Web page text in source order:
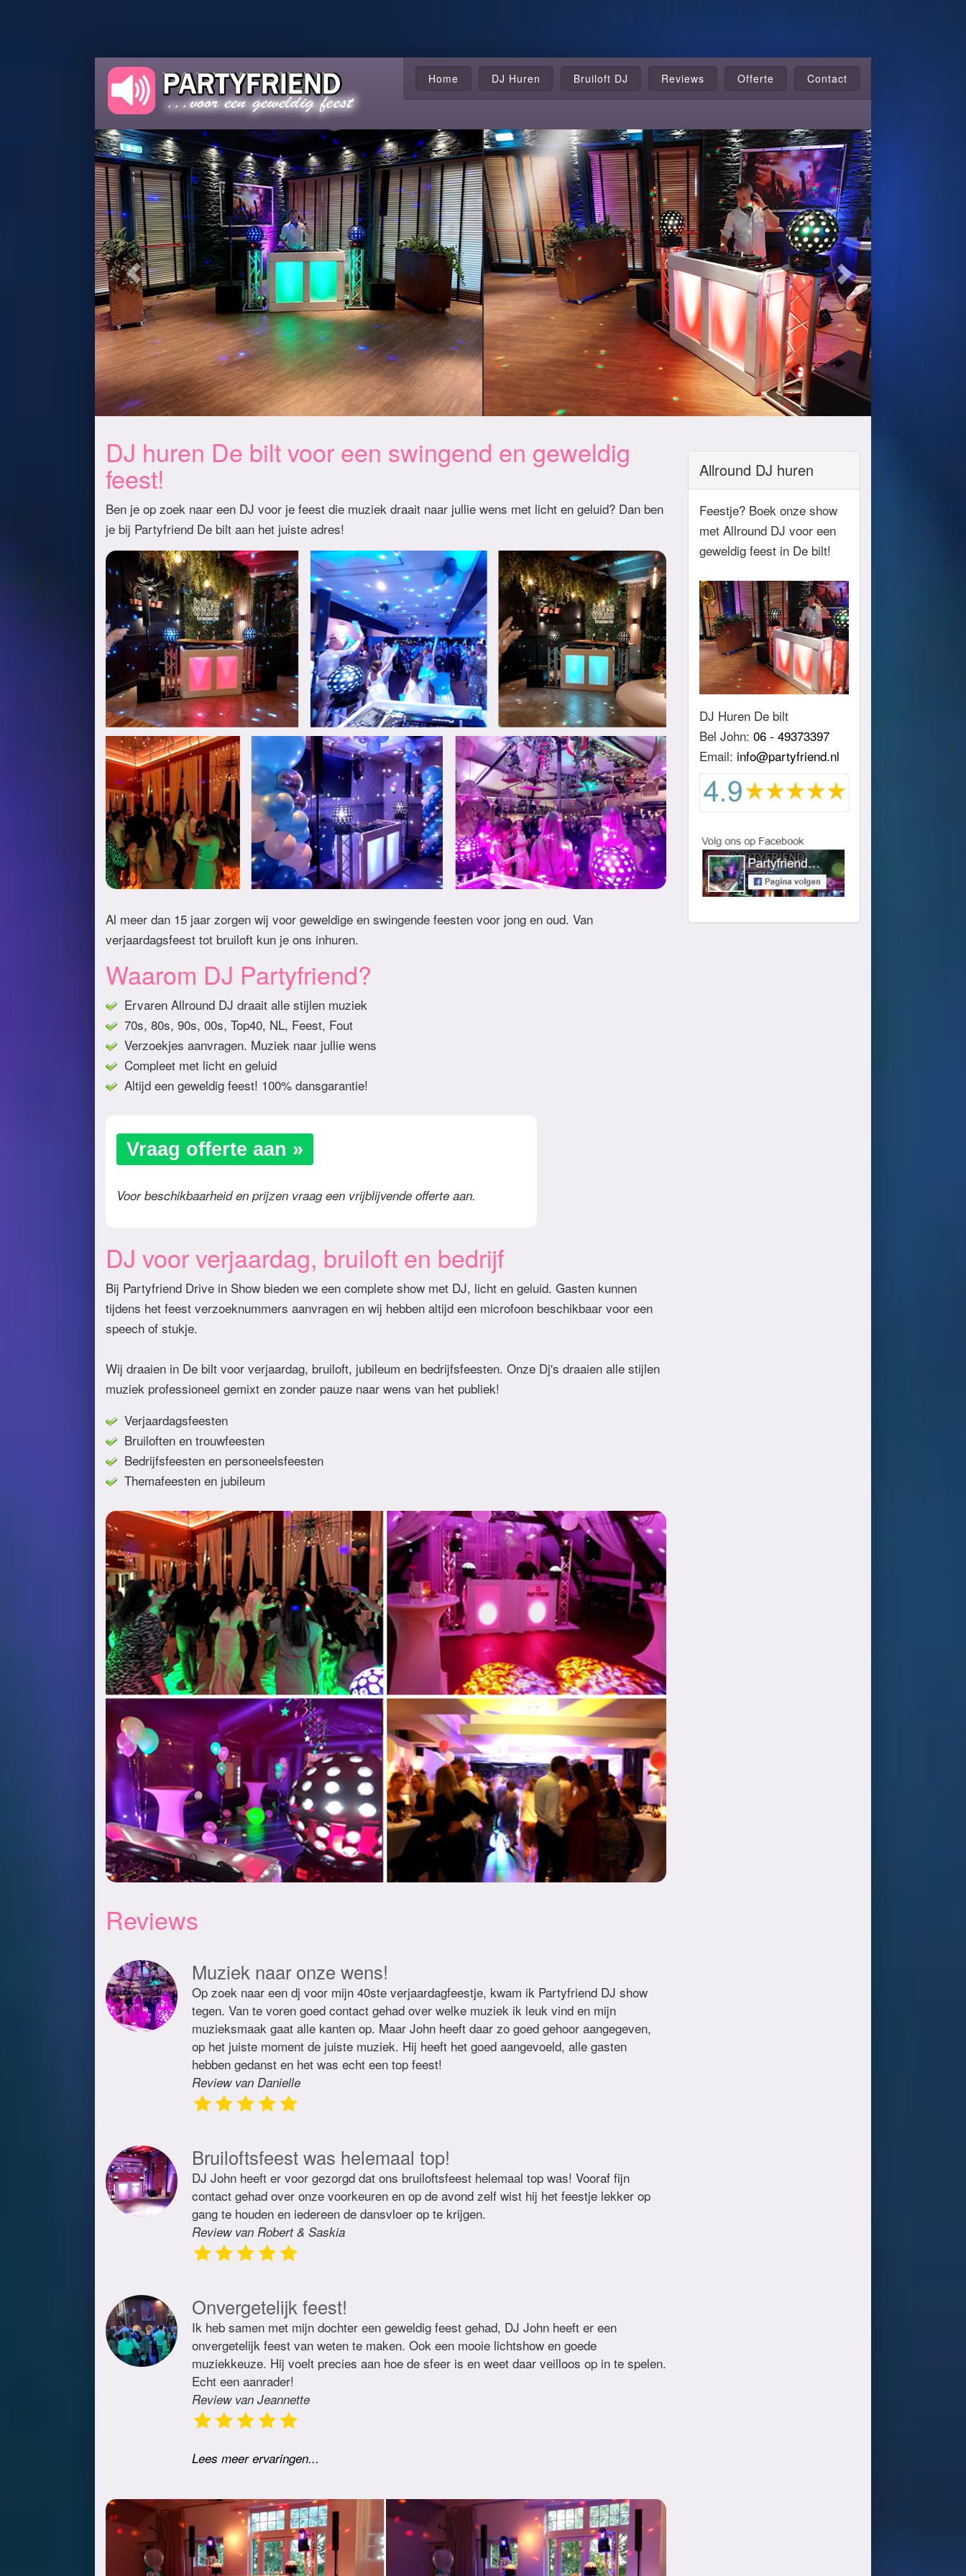
Home DJ Huren Bruiloft DJ Reviews Offerte Contact
DJ huren De bilt voor een swingend en geweldig
feest!
Ben je op zoek naar een DJ voor je feest die muziek draait naar jullie wens met licht en geluid? Dan ben
je bij Partyfriend De bilt aan het juiste adres!
Al meer dan 15 jaar zorgen wij voor geweldige en swingende feesten voor jong en oud. Van
verjaardagsfeest tot bruiloft kun je ons inhuren.
Waarom DJ Partyfriend?
Ervaren Allround DJ draait alle stijlen muziek
70s, 80s, 90s, 00s, Top40, NL, Feest, Fout
Verzoekjes aanvragen. Muziek naar jullie wens
Compleet met licht en geluid
Altijd een geweldig feest! 100% dansgarantie!
Vraag offerte aan »
Voor beschikbaarheid en prijzen vraag een vrijblijvende offerte aan.
DJ voor verjaardag, bruiloft en bedrijf
Bij Partyfriend Drive in Show bieden we een complete show met DJ, licht en geluid. Gasten kunnen
tijdens het feest verzoeknummers aanvragen en wij hebben altijd een microfoon beschikbaar voor een
speech of stukje.
Wij draaien in De bilt voor verjaardag, bruiloft, jubileum en bedrijfsfeesten. Onze Dj's draaien alle stijlen
muziek professioneel gemixt en zonder pauze naar wens van het publiek!
Verjaardagsfeesten
Bruiloften en trouwfeesten
Bedrijfsfeesten en personeelsfeesten
Themafeesten en jubileum
Reviews
Muziek naar onze wens!
Op zoek naar een dj voor mijn 40ste verjaardagfeestje, kwam ik Partyfriend DJ show
tegen. Van te voren goed contact gehad over welke muziek ik leuk vind en mijn
muzieksmaak gaat alle kanten op. Maar John heeft daar zo goed gehoor aangegeven,
op het juiste moment de juiste muziek. Hij heeft het goed aangevoeld, alle gasten
hebben gedanst en het was echt een top feest!
Review van Danielle
Bruiloftsfeest was helemaal top!
DJ John heeft er voor gezorgd dat ons bruiloftsfeest helemaal top was! Vooraf fijn
contact gehad over onze voorkeuren en op de avond zelf wist hij het feestje lekker op
gang te houden en iedereen de dansvloer op te krijgen.
Review van Robert & Saskia
Onvergetelijk feest!
Ik heb samen met mijn dochter een geweldig feest gehad, DJ John heeft er een
onvergetelijk feest van weten te maken. Ook een mooie lichtshow en goede
muziekkeuze. Hij voelt precies aan hoe de sfeer is en weet daar veilloos op in te spelen.
Echt een aanrader!
Review van Jeannette
Lees meer ervaringen...
Allround DJ huren
Feestje? Boek onze show
met Allround DJ voor een
geweldig feest in De bilt!
DJ Huren De bilt
Bel John: 06 - 49373397
Email: info@partyfriend.nl